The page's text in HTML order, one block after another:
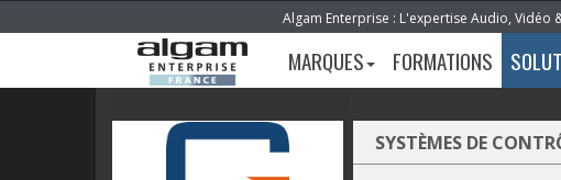
Algam Enterprise : L'expertise Audio, Vidéo
MARQUES FORMATIONS
SYSTÈMES DE